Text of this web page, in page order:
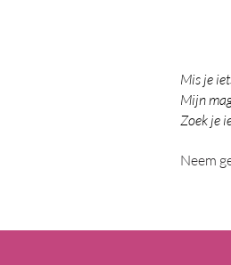
Mis je
Mijn
Zoek je
Neem